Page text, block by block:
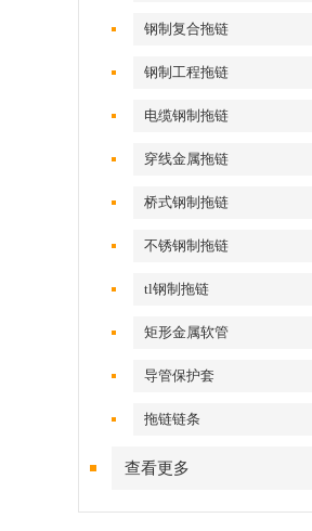
钢制复合拖链
钢制工程拖链
电缆钢制拖链
穿线金属拖链
桥式钢制拖链
不锈钢制拖链
tl钢制拖链
矩形金属软管
导管保护套
拖链链条
查看更多